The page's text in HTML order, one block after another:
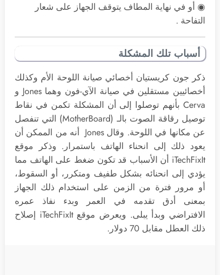
◉ أو في نهاية المطاف يتوقف الجهاز على شعار
التفاحة .
أسباب تلك المشكلة
ذكر جون كريستيان أخصائي صيانة اللوحة الأم وكذلك
أخصائيين مستقلين في صيانة الآي-فون وهما Jones و
Cerva بأنهم توصلوا إلى أن المشكلة تكمن في نقاط
توصيل رقاقة الصوت بالـ (MotherBoard) التي تنفصل
عن مكانها في اللوحة. وقال Jones أنه من الممكن أن
يعود ذلك إلى انحناء الهاتف باستمرار. وذكر موقع
iTechFixIt أن الأسباب قد تكون ضغط على الهاتف مما
يؤدي إلى انحنائه بشكل طفيف ومتكرر، أو السقوط،
أو مرور فترة من الزمن على استخدام ذلك الجهاز
بمعنى أدق تقدمه في العمر وبدء نفاذ عمره
الافتراضي وبدأ يبلى. ويعرض موقع iTechFixIt إصلاح
ذلك العطل مقابل 70 دولار.